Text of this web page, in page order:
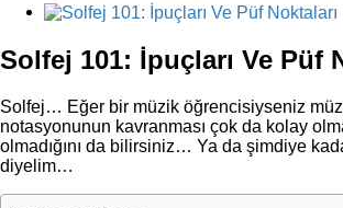
View
Image
Solfej 101: İpuçları Ve Püf
Solfej… Eğer bir müzik öğrencisiyseniz
notasyonunun kavranması çok da kolay
olmadığını da bilirsiniz… Ya da şimdiye
diyelim…